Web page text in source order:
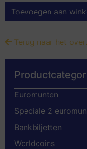
Toevoegen aan
Terug naar het
Euromunten
Speciale 2
Bankbiljetten
Worldcoins